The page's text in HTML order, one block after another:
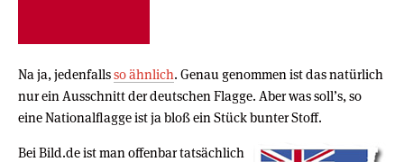
Na ja, jedenfallsso ähnlich. Genau genommen ist das natürlich
nur ein Ausschnitt der deutschen Flagge. Aber was soll’s, so
eine Nationalflagge ist ja bloß ein Stück bunter Stoff.
Bei Bild.de ist man offenbar tatsächlich